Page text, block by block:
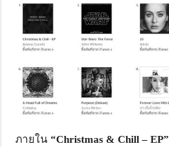
ภายใน“Christmas & Chill – EP”